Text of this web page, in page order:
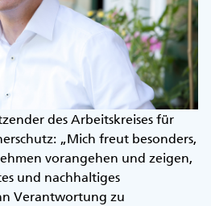
des Arbeitskreises für
„Mich freut besonders,
vorangehen und zeigen,
und nachhaltiges
Verantwortung zu